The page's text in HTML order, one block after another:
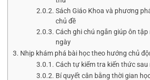
Sách Giáo Khoa và phương
chủ đề
Cách ghi chú ngắn giúp ôn
ngày
Nhịp khám phá bài học theo hướng chủ
Cách tự kiểm tra kiến thức sau
Bí quyết cân bằng thời gian